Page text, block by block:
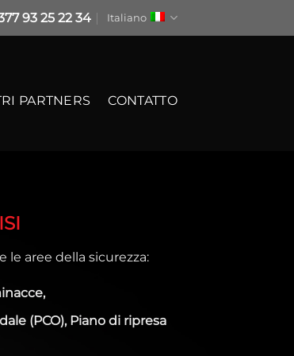
93 25 22 34 Italiano
PARTNERS CONTATTO
aree della sicurezza:
(PCO), Piano di ripresa